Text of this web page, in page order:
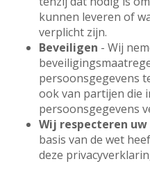
kunnen leveren of
verplicht zijn.
Beveiligen - Wij
persoonsgegevens
ook van partijen die
persoonsgegevens
Wij respecteren
basis van de wet
deze